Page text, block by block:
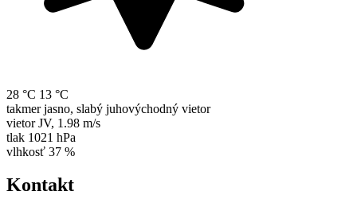
28 °C 13 °C
takmer jasno, slabý juhovýchodný vietor
vietor JV, 1.98 m/s
tlak 1021 hPa
vlhkosť 37 %
Kontakt